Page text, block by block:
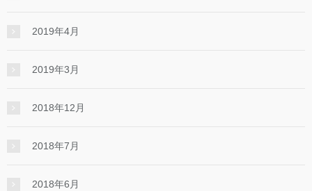
2019年4月
2019年3月
2018年12月
2018年7月
2018年6月